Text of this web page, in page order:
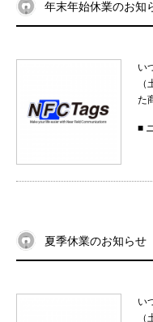
年末年始休業のお知
い
た
■
夏季休業のお知らせ
い